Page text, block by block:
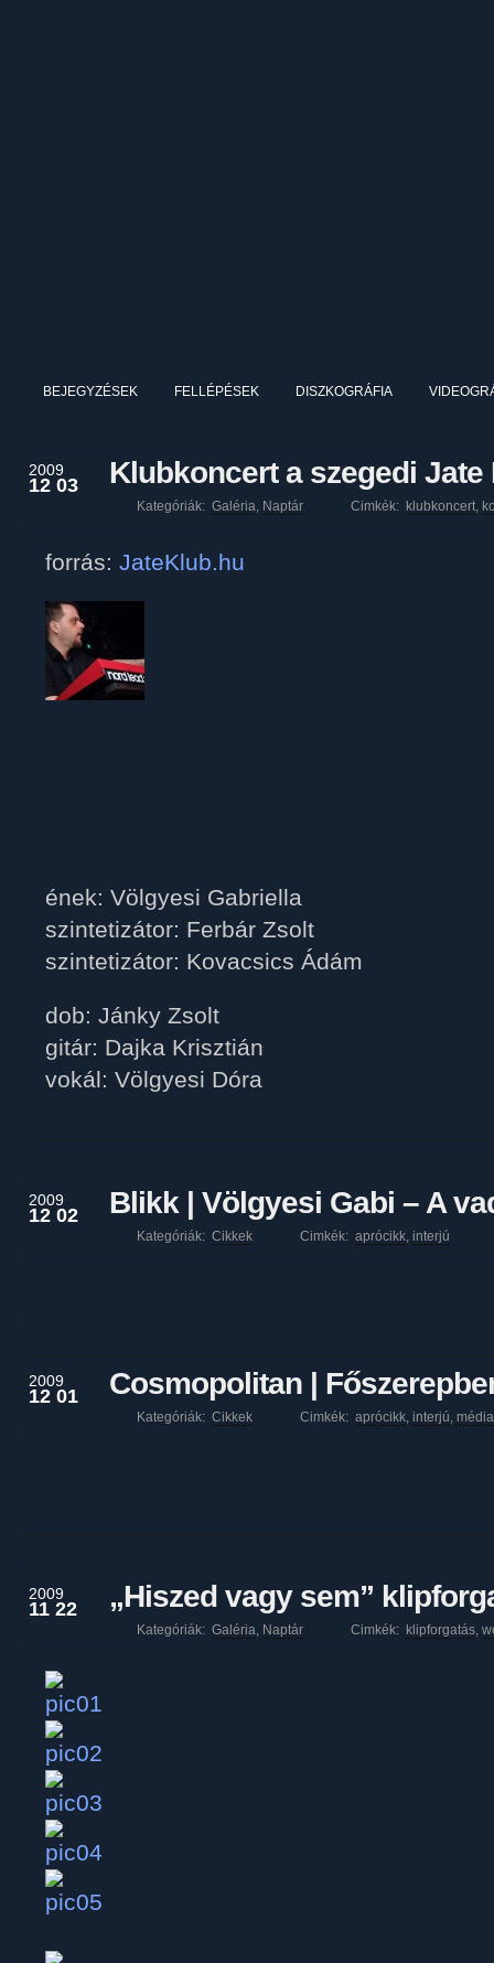
BEJEGYZÉSEK FELLÉPÉSEK DISZKOGRÁFIA
2009
12 03 Klubkoncert a szegedi Jate
Kategóriák: Galéria, Naptár Cimkék: klubkoncert,
forrás: JateKlub.hu
ének: Völgyesi Gabriella
szintetizátor: Ferbár Zsolt
szintetizátor: Kovacsics Ádám
dob: Jánky Zsolt
gitár: Dajka Krisztián
vokál: Völgyesi Dóra
2009
12 02 Blikk | Völgyesi Gabi – A
Kategóriák: Cikkek Cimkék: aprócikk, interjú
2009
12 01 Cosmopolitan |
Kategóriák: Cikkek Cimkék: aprócikk, interjú,
2009
11 22 „Hiszed vagy sem”
Kategóriák: Galéria, Naptár Cimkék: klipforgatás,